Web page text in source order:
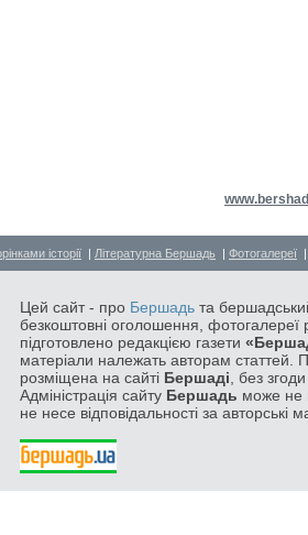
історії | Літературна Бершадь | Фотогалереї
Цей сайт - про Бершадь та
безкоштовні оголошення, фотогалереї
підготовлено редакцією газети
матеріали належать авторам статтей.
розміщена на сайті Бершаді , без
Адміністрація сайту Бершадь може не
не несе відповідальності за авторські